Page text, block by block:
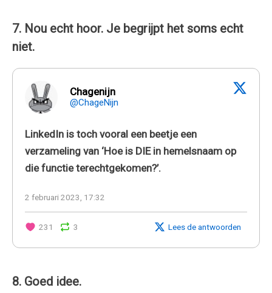
7. Nou echt hoor. Je begrijpt het soms echt
niet.
Chagenijn
@ChageNijn
LinkedIn is toch vooral een beetje een
verzameling van ‘Hoe is DIE in hemelsnaam op
die functie terechtgekomen?’.
2 februari 2023, 17:32
231 3 Lees de antwoorden
8. Goed idee.